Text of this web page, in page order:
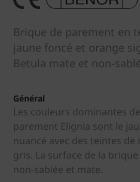
Brique de parement en
jaune foncé et orange
Betula mate et non-
Général
Les couleurs dominantes
parement Elignia sont le
nuancé avec des teintes
gris. La surface de la
non-sablée et mate.